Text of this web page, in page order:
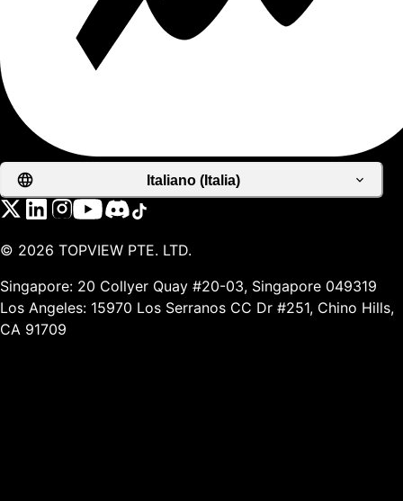
Italiano (Italia)
© 2026 TOPVIEW PTE. LTD.
Singapore: 20 Collyer Quay #20-03, Singapore 049319
Los Angeles: 15970 Los Serranos CC Dr #251, Chino Hills,
CA 91709